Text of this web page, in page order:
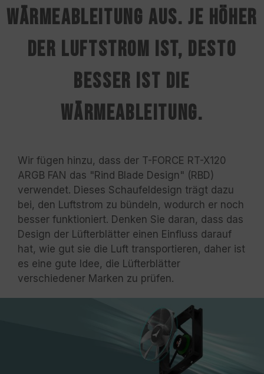
Wärmeableitung aus. Je höher
der Luftstrom ist, desto
besser ist die
Wärmeableitung.
Wir fügen hinzu, dass der T-FORCE RT-X120
ARGB FAN das "Rind Blade Design" (RBD)
verwendet. Dieses Schaufeldesign trägt dazu
bei, den Luftstrom zu bündeln, wodurch er noch
besser funktioniert. Denken Sie daran, dass das
Design der Lüfterblätter einen Einfluss darauf
hat, wie gut sie die Luft transportieren, daher ist
es eine gute Idee, die Lüfterblätter
verschiedener Marken zu prüfen.